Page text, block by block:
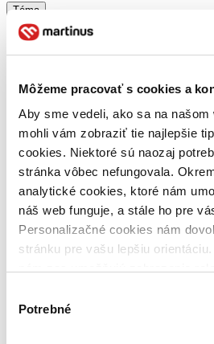
Môžeme pracovať s cookies a
Aby sme vedeli, ako sa na našom
mohli vám zobraziť tie najlepšie
cookies. Niektoré sú naozaj
stránka vôbec nefungovala.
analytické cookies, ktoré nám
náš web funguje, a stále ho pre
Personalizačné cookies nám
stránku pre vašu lepšiu
nám pomohlo, keby sme mohli
súhlasu
Potrebné
Téma
ľudské práva (1 titul)
Autor
C. H. Beck (1 titul) C. H. Beck
Väzba
brožovaná väzba (1 titul)
Zúžiť výber
Zoradiť
Bestsellery
Top hodnotené